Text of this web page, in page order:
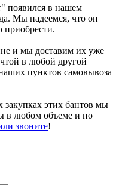
появился в нашем
Мы надеемся, что он
приобрести.
и мы доставим их уже
в любой другой
пунктов самовывоза
этих бантов мы
в любом объеме и по
звоните!